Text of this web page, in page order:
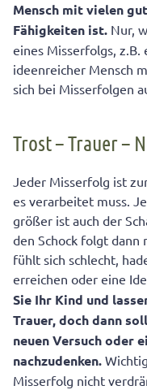
Mensch mit vielen
Fähigkeiten ist. Nur,
eines Misserfolgs,
ideenreicher Mensch
sich bei Misserfolgen
Trost – Trauer –
Jeder Misserfolg ist
es verarbeitet muss.
größer ist auch der
den Schock folgt dann
fühlt sich schlecht,
erreichen oder eine
Sie Ihr Kind und
Trauer, doch dann
neuen Versuch oder
nachzudenken.
Misserfolg nicht